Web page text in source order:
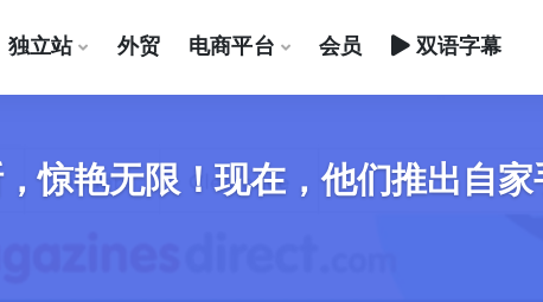
独立站 外贸 电商平台 会员 双语字幕
惊艳无限！现在，他们推出自